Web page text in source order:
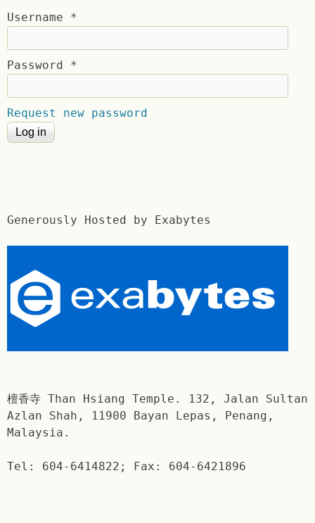
Username *
Password *
Request new password
Generously Hosted by Exabytes
檀香寺 Than Hsiang Temple. 132, Jalan Sultan
Azlan Shah, 11900 Bayan Lepas, Penang,
Malaysia.
Tel: 604-6414822; Fax: 604-6421896